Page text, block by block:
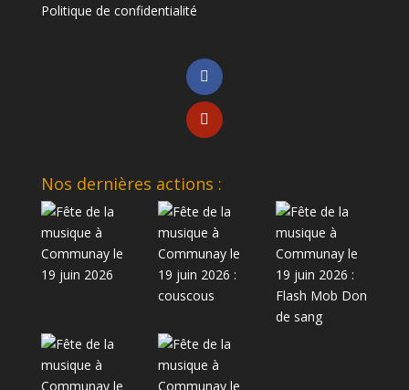
Politique de confidentialité
Nos dernières actions :